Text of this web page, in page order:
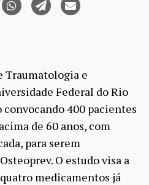
Traumatologia e
Federal do Rio
convocando 400 pacientes
de 60 anos, com
para serem
O estudo visa a
medicamentos já